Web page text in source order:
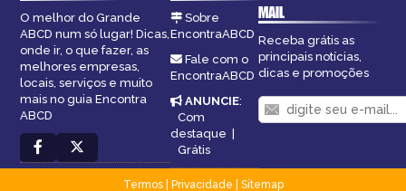
O melhor do Grande
ABCD num só lugar! Dicas,
onde ir, o que fazer, as
melhores empresas,
locais, serviços e muito
mais no guia Encontra
ABCD
Sobre
EncontraABCD
Fale com o
EncontraABCD
ANUNCIE:
Com
destaque |
Grátis
MAIL
Receba grátis as
principais notícias,
dicas e promoções
Termos| Privacidade
Sitemap